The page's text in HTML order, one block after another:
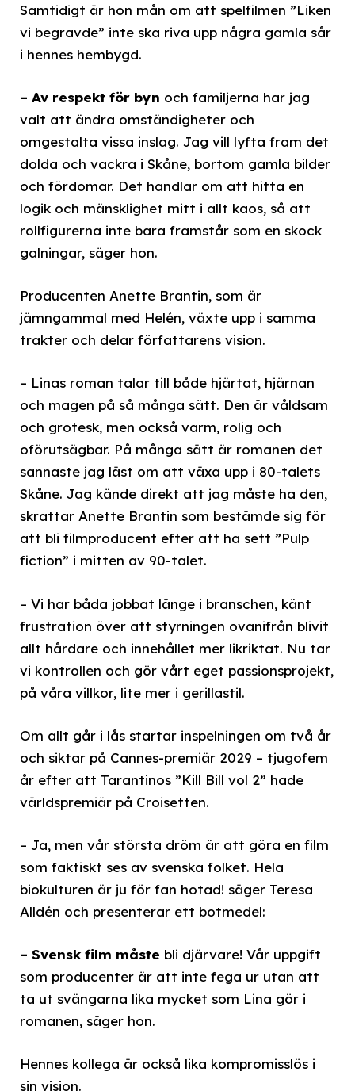
Samtidigt är hon mån om att spelfilmen ”Liken
vi begravde” inte ska riva upp några gamla sår
i hennes hembygd.
– Av respekt för byn och familjerna har jag
valt att ändra omständigheter och
omgestalta vissa inslag. Jag vill lyfta fram det
dolda och vackra i Skåne, bortom gamla bilder
och fördomar. Det handlar om att hitta en
logik och mänsklighet mitt i allt kaos, så att
rollfigurerna inte bara framstår som en skock
galningar, säger hon.
Producenten Anette Brantin, som är
jämngammal med Helén, växte upp i samma
trakter och delar författarens vision.
– Linas roman talar till både hjärtat, hjärnan
och magen på så många sätt. Den är våldsam
och grotesk, men också varm, rolig och
oförutsägbar. På många sätt är romanen det
sannaste jag läst om att växa upp i 80-talets
Skåne. Jag kände direkt att jag måste ha den,
skrattar Anette Brantin som bestämde sig för
att bli filmproducent efter att ha sett ”Pulp
fiction” i mitten av 90-talet.
– Vi har båda jobbat länge i branschen, känt
frustration över att styrningen ovanifrån blivit
allt hårdare och innehållet mer likriktat. Nu tar
vi kontrollen och gör vårt eget passionsprojekt,
på våra villkor, lite mer i gerillastil.
Om allt går i lås startar inspelningen om två år
och siktar på Cannes-premiär 2029 – tjugofem
år efter att Tarantinos ”Kill Bill vol 2” hade
världspremiär på Croisetten.
– Ja, men vår största dröm är att göra en film
som faktiskt ses av svenska folket. Hela
biokulturen är ju för fan hotad! säger Teresa
Alldén och presenterar ett botmedel:
– Svensk film måste bli djärvare! Vår uppgift
som producenter är att inte fega ur utan att
ta ut svängarna lika mycket som Lina gör i
romanen, säger hon.
Hennes kollega är också lika kompromisslös i
sin vision.